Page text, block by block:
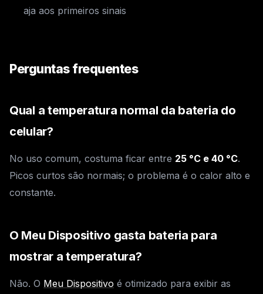
aja aos primeiros sinais
Perguntas frequentes
Qual a temperatura normal da bateria do
celular?
No uso comum, costuma ficar entre 25 °C e 40 °C.
Picos curtos são normais; o problema é o calor alto e
constante.
O Meu Dispositivo gasta bateria para
mostrar a temperatura?
Não. O Meu Dispositivo é otimizado para exibir as